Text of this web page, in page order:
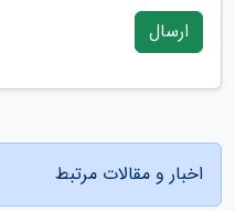
ارسال
اخبار و مقالات مرتبط